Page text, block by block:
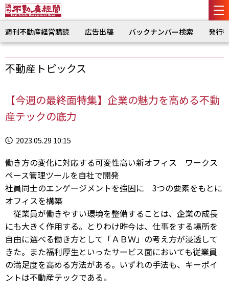
週刊不動産経営購読 広告出稿 バックナンバー検索 発行
不動産トピックス
【今週の最終面特集】企業の魅力を高める不動
産テックの底力
2023.05.29 10:15
働き方の変化に対応する可変性高い新オフィス ワークス
ペース管理ツールを自社で開発
社員同士のエンゲージメントを強固に 3つの要素をもとに
オフィスを構築
従業員が働きやすい環境を整備することは、企業の成長
にも大きく作用する。とりわけ昨今は、仕事をする場所を
自由に選べる働き方として「ＡＢＷ」の考え方が浸透して
きた。また福利厚生といったサービス面においても従業員
の満足度を高める方法がある。いずれの手法も、キーポイ
ントは不動産テックである。